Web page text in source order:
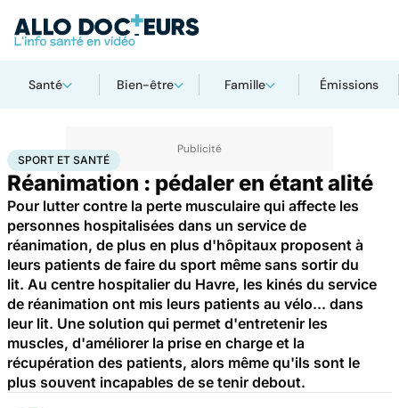
Santé Bien-être Famille Émissions
AccueilBien-êtreSport santé Sport et santé
SPORT ET SANTÉ
Réanimation : pédaler en étant alité
Pour lutter contre la perte musculaire qui affecte les
personnes hospitalisées dans un service de
réanimation, de plus en plus d'hôpitaux proposent à
leurs patients de faire du sport même sans sortir du
lit. Au centre hospitalier du Havre, les kinés du service
de réanimation ont mis leurs patients au vélo... dans
leur lit. Une solution qui permet d'entretenir les
muscles, d'améliorer la prise en charge et la
récupération des patients, alors même qu'ils sont le
plus souvent incapables de se tenir debout.